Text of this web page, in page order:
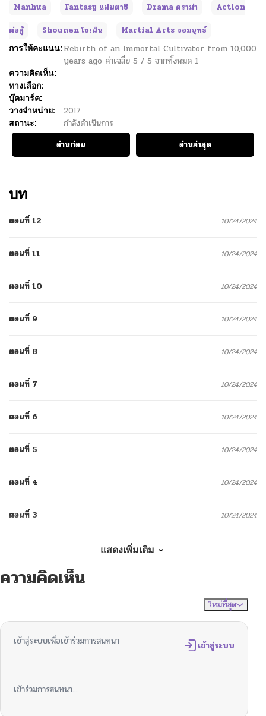
Manhua Fantasy แฟนตาซี Drama ดราม่า
Action
ต่อสู้
Shounen โชเน็น
Martial Arts จอมยุทธ์
การให้คะแนน: Rebirth of an Immortal Cultivator from 10,000
years ago ค่าเฉลี่ย 5 / 5 จากทั้งหมด 1
ความคิดเห็น:
ทางเลือก:
บุ๊คมาร์ค:
วางจำหน่าย:
2017
สถานะ:
กำลังดำเนินการ
อ่านก่อน
อ่านล่าสุด
บท
ตอนที่ 12 10/24/2024
ตอนที่ 11 10/24/2024
ตอนที่ 10 10/24/2024
ตอนที่ 9 10/24/2024
ตอนที่ 8 10/24/2024
ตอนที่ 7 10/24/2024
ตอนที่ 6 10/24/2024
ตอนที่ 5 10/24/2024
ตอนที่ 4 10/24/2024
ตอนที่ 3 10/24/2024
ตอนที่ 1
แสดงเพิ่มเติม
ความคิดเห็น
ใหม่ที่สุด
เข้าสู่ระบบเพื่อเข้าร่วมการสนทนา เข้าสู่ระบบ
เข้าร่วมการสนทนา...